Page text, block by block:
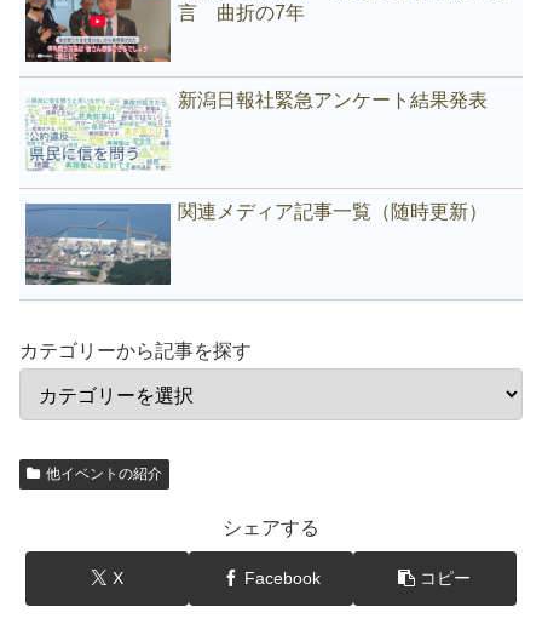
言 曲折の7年
新潟日報社緊急アンケート結果発表
関連メディア記事一覧（随時更新）
カテゴリーから記事を探す
他イベントの紹介
シェアする
X Facebook コピー